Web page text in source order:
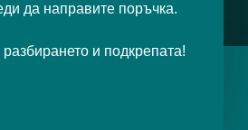
да направите поръчка.
и подкрепата!